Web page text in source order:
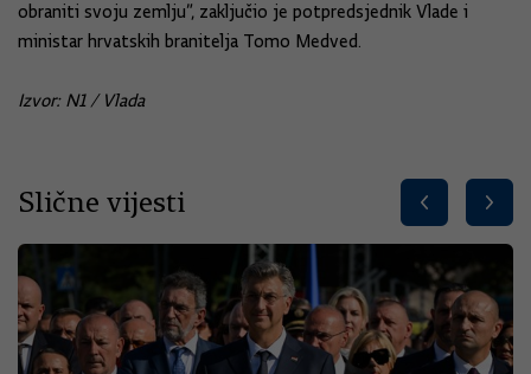
obraniti svoju zemlju”, zaključio je potpredsjednik Vlade i
ministar hrvatskih branitelja Tomo Medved.
Izvor: N1 / Vlada
Slične vijesti